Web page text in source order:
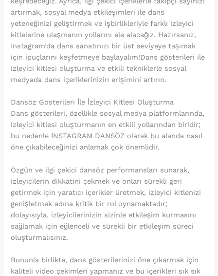
artırmak, sosyal medya etkileşimleri ile dans
yeteneğinizi geliştirmek ve işbirlikleriyle farklı izleyici
kitlelerine ulaşmanın yollarını ele alacağız. Hazırsanız,
Instagram’da dans sanatınızı bir üst seviyeye taşımak
için ipuçlarını keşfetmeye başlayalım!Dans gösterileri ile
izleyici kitlesi oluşturma ve etkili tekniklerle sosyal
medyada dans içeriklerinizin erişimini artırın.
Dansöz Gösterileri İle İzleyici Kitlesi Oluşturma
Dans gösterileri, özellikle sosyal medya platformlarında,
izleyici kitlesi oluşturmanın en etkili yollarından biridir;
bu nedenle İNSTAGRAM DANSÖZ olarak bu alanda nasıl
öne çıkabileceğinizi anlamak çok önemlidir.
Özgün ve ilgi çekici dansöz performansları sunarak,
izleyicilerin dikkatini çekmek ve onları sürekli geri
getirmek için yaratıcı içerikler üretmek, izleyici kitlenizi
genişletmek adına kritik bir rol oynamaktadır;
dolayısıyla, izleyicilerinizin sizinle etkileşim kurmasını
sağlamak için eğlenceli ve sürekli bir etkileşim süreci
oluşturmalısınız.
Bununla birlikte, dans gösterilerinizi öne çıkarmak için
kaliteli video çekimleri yapmanız ve bu içerikleri sık sık